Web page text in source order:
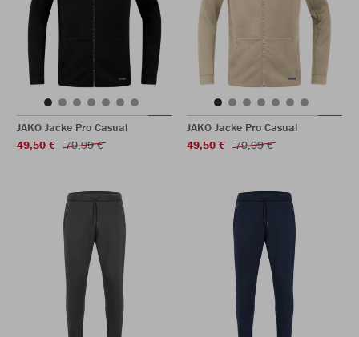
JAKO Jacke Pro Casual
49,50 €
79,99 €
JAKO Jacke Pro Casual
49,50 €
79,99 €